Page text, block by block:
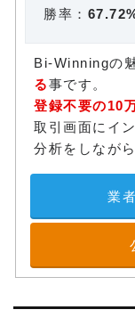
勝率：
Bi-Winningの
る事です。
登録不要の10
取引画面にイ
分析をしなが
業